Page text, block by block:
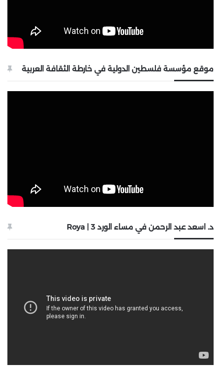
موقع مؤسسة فلسطين الدولية في خارطة الثقافة العربية
د. اسعد عبد الرحمن في مساء الورد 3 | Roya